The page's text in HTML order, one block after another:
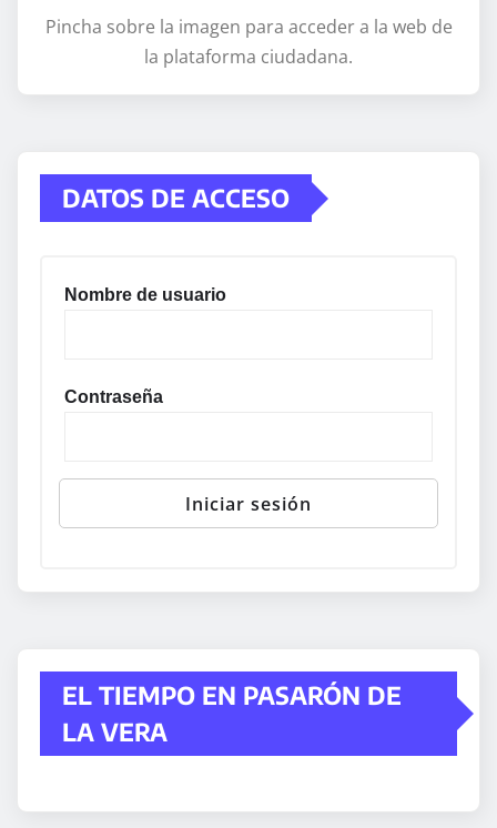
Pincha sobre la imagen para acceder a la web de
la plataforma ciudadana.
DATOS DE ACCESO
Nombre de usuario
Contraseña
EL TIEMPO EN PASARÓN DE
LA VERA